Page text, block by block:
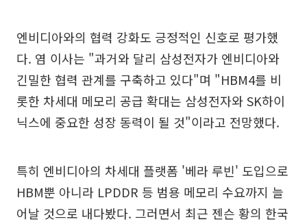
엔비디아와의 협력 강화도 긍정적인 신호로 평가했
다. 염 이사는 "과거와 달리 삼성전자가 엔비디아와
긴밀한 협력 관계를 구축하고 있다"며 "HBM4를 비
롯한 차세대 메모리 공급 확대는 삼성전자와 SK하이
닉스에 중요한 성장 동력이 될 것"이라고 전망했다.
특히 엔비디아의 차세대 플랫폼 '베라 루빈' 도입으로
HBM뿐 아니라 LPDDR 등 범용 메모리 수요까지 늘
어날 것으로 내다봤다. 그러면서 최근 젠슨 황의 한국